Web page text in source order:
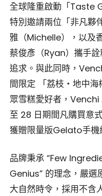
全球隆重啟動「Taste
特別邀請兩位「非凡夥
雅（Michelle），以及
蔡俊彥（Ryan）攜手
追求。與此同時，
間限定 「荔枝・地中
眾雪糕愛好者，Venchi
至 28 日期間凡購買意
獲贈限量版Gelato手機
品牌秉承 “Few
Genius” 的理念，嚴選
大自然時令，採用不含